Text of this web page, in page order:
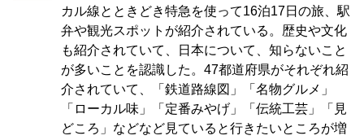
カル線とときどき特急を使って16泊17日の旅、駅
弁や観光スポットが紹介されている。歴史や文化
も紹介されていて、日本について、知らないこと
が多いことを認識した。47都道府県がそれぞれ紹
介されていて、「鉄道路線図」「名物グルメ」
「ローカル味」「定番みやげ」「伝統工芸」「見
どころ」などなど見ていると行きたいところが増